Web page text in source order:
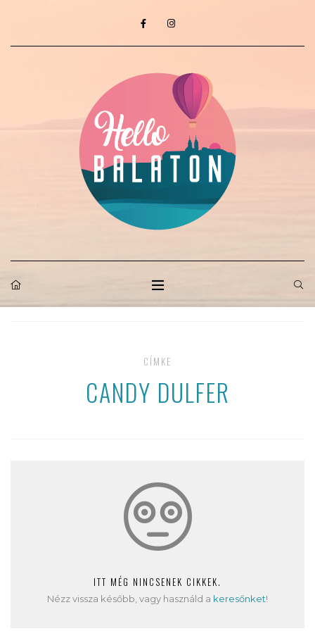
CÍMKE
CANDY DULFER
ITT MÉG NINCSENEK CIKKEK.
Nézz vissza később, vagy használd a keresőnket!